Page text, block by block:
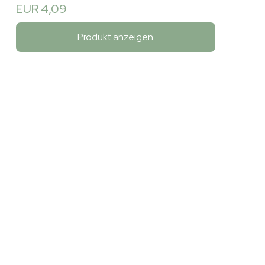
EUR 4,09
Produkt anzeigen